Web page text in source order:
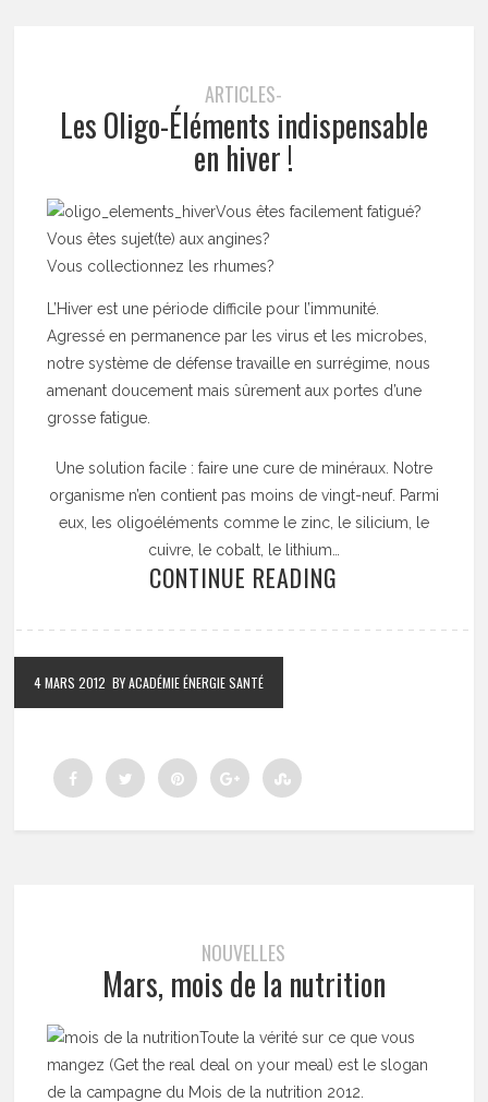
ARTICLES-
Les Oligo-Éléments indispensable
en hiver !
Vous êtes facilement fatigué?
Vous êtes sujet(te) aux angines?
Vous collectionnez les rhumes?
L’Hiver est une période difficile pour l’immunité.
Agressé en permanence par les virus et les microbes,
notre système de défense travaille en surrégime, nous
amenant doucement mais sûrement aux portes d’une
grosse fatigue.
Une solution facile : faire une cure de minéraux. Notre
organisme n’en contient pas moins de vingt-neuf. Parmi
eux, les oligoéléments comme le zinc, le silicium, le
cuivre, le cobalt, le lithium…
CONTINUE READING
4 MARS 2012 BY ACADÉMIE ÉNERGIE SANTÉ
NOUVELLES
Mars, mois de la nutrition
Toute la vérité sur ce que vous
mangez (Get the real deal on your meal) est le slogan
de la campagne du Mois de la nutrition 2012.